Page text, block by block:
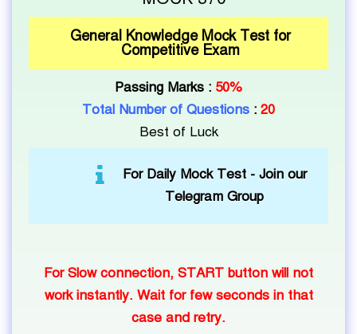
General Knowledge Mock Test for
Competitive Exam
Passing Marks : 50%
Total Number of Questions : 20
Best of Luck
For Daily Mock Test - Join our
Telegram Group
For Slow connection, START button will not
work instantly. Wait for few seconds in that
case and retry.